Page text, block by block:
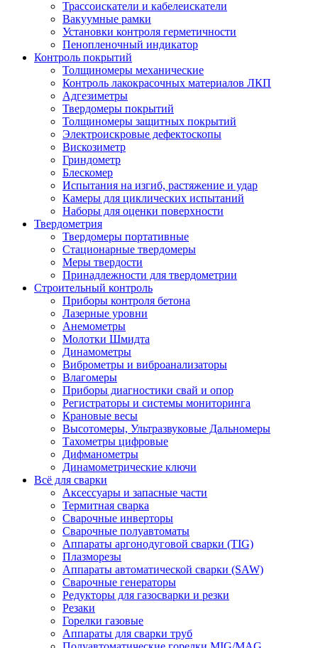
Трассоискатели и кабелеискатели
Вакуумные рамки
Установки контроля герметичности
Пенопленочный индикатор
Контроль покрытий
Толщиномеры механические
Контроль лакокрасочных материалов ЛКП
Адгезиметры
Твердомеры покрытий
Толщиномеры защитных покрытий
Электроискровые дефектоскопы
Вискозиметр
Гриндометр
Блескомер
Испытания на изгиб, растяжение и удар
Камеры для циклических испытаний
Наборы для оценки поверхности
Твердометрия
Твердомеры портативные
Стационарные твердомеры
Меры твердости
Принадлежности для твердометрии
Строительный контроль
Приборы контроля бетона
Лазерные уровни
Анемометры
Молотки Шмидта
Динамометры
Виброметры и виброанализаторы
Влагомеры
Приборы диагностики свай и опор
Регистраторы и системы мониторинга
Крановые весы
Высотомеры, Ультразвуковые Дальномеры
Тахометры цифровые
Дифманометры
Динамометрические ключи
Всё для сварки
Аксессуары и запасные части
Термитная сварка
Сварочные инверторы
Сварочные полуавтоматы
Аппараты аргонодуговой сварки (TIG)
Плазморезы
Аппараты автоматической сварки (SAW)
Сварочные генераторы
Редукторы для газосварки и резки
Резаки
Горелки газовые
Аппараты для сварки труб